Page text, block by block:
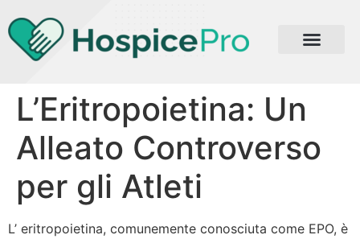
L’Eritropoietina: Un
Alleato Controverso
per gli Atleti
L’ eritropoietina, comunemente conosciuta come EPO, è